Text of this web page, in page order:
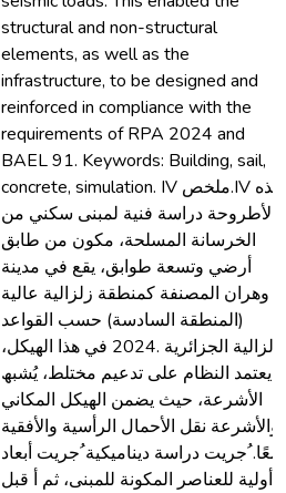
structural and non-structural
elements, as well as the
infrastructure, to be designed and
reinforced in compliance with the
requirements of RPA 2024 and
BAEL 91. Keywords: Building, sail,
concrete, simulation. IV ملخص.IV ھذه
الأطروحة دراسة فنیة لمبنى سكني من
الخرسانة المسلحة، مكون من طابق
أرضي وتسعة طوابق، یقع في مدینة
وھران المصنفة كمنطقة زلزالیة عالیة
(المنطقة السادسة) حسب القواعد
الزلزالیة الجزائریة .2024 في ھذا الھیكل،
یعتمد النظام على تدعیم مختلط، یُشبھ
الأشرعة، حیث یضمن الھیكل المكاني
والأشرعة نقل الأحمال الرأسیة والأفقیة
معًا. ُجریت دراسة دینامیكیة ُجریت أبعاد
أولیة للعناصر المكونة للمبنى، ثم أ قبل